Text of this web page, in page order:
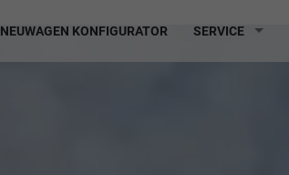
NEUWAGEN KONFIGURATOR SERVICE